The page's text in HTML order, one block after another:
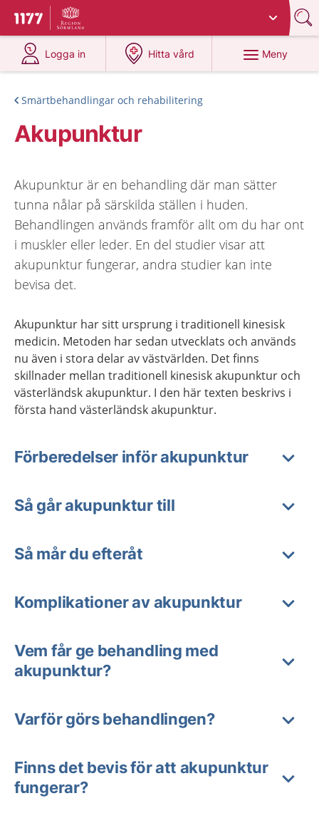
Till startsidan för 1177
Du har valt region
Logga in
på 1177.se
Hitta vård
på 1177.se
Meny
Smärtbehandlingar och rehabilitering
Akupunktur
Akupunktur är en behandling där man sätter
tunna nålar på särskilda ställen i huden.
Behandlingen används framför allt om du har ont
i muskler eller leder. En del studier visar att
akupunktur fungerar, andra studier kan inte
bevisa det.
Akupunktur har sitt ursprung i traditionell kinesisk
medicin. Metoden har sedan utvecklats och används
nu även i stora delar av västvärlden. Det finns
skillnader mellan traditionell kinesisk akupunktur och
västerländsk akupunktur. I den här texten beskrivs i
första hand västerländsk akupunktur.
Förberedelser inför akupunktur
Så går akupunktur till
Så mår du efteråt
Komplikationer av akupunktur
Vem får ge behandling med
akupunktur?
Varför görs behandlingen?
Finns det bevis för att akupunktur
fungerar?